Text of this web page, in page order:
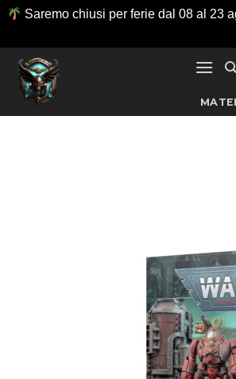
Saremo chiusi per ferie dal 08 al 23
Salta
contenuti